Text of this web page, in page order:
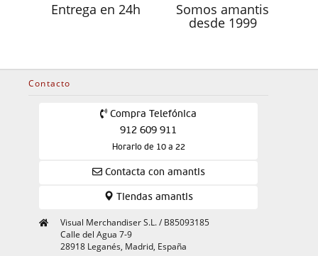
Entrega en 24h Somos amantis
desde 1999
Contacto
Compra Telefónica
912 609 911
Horario de 10 a 22
Contacta con amantis
Tiendas amantis
Visual Merchandiser S.L. / B85093185
Calle del Agua 7-9
28918 Leganés, Madrid, España